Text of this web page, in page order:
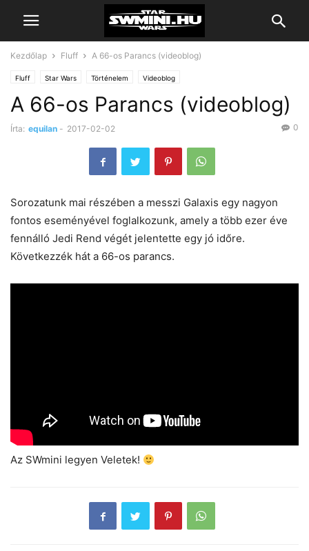
Kezdőlap Fluff A 66-os Parancs (videoblog)
Fluff Star Wars Történelem Videoblog
A 66-os Parancs (videoblog)
Írta: equilan - 2017-02-02 0
Sorozatunk mai részében a messzi Galaxis egy nagyon
fontos eseményével foglalkozunk, amely a több ezer éve
fennálló Jedi Rend végét jelentette egy jó időre.
Következzék hát a 66-os parancs.
Az SWmini legyen Veletek!